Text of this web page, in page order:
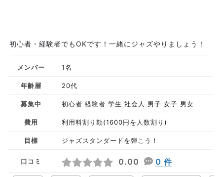
初心者・経験者でもOKです！一緒にジャズやりましょう！
メンバー 1名
年齢層 20代
募集中 初心者 経験者 学生 社会人 男子 女子 男女
費用 利用料割り勘(1600円を人数割り)
目標 ジャズスタンダードを弾こう！
口コミ 0.00 0 件